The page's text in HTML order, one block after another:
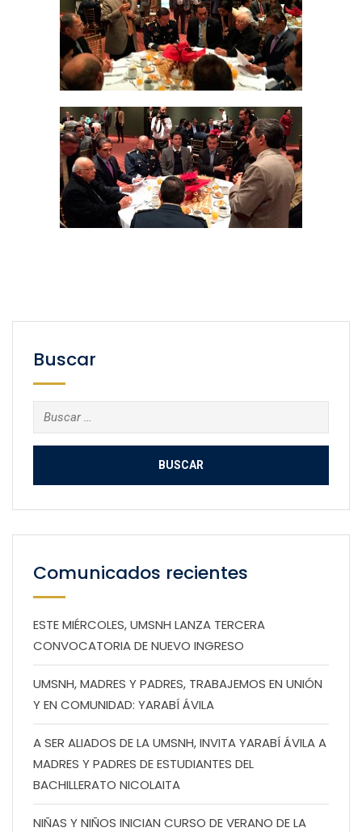
Buscar
Buscar:
Comunicados recientes
ESTE MIÉRCOLES, UMSNH LANZA TERCERA
CONVOCATORIA DE NUEVO INGRESO
UMSNH, MADRES Y PADRES, TRABAJEMOS EN UNIÓN
Y EN COMUNIDAD: YARABÍ ÁVILA
A SER ALIADOS DE LA UMSNH, INVITA YARABÍ ÁVILA A
MADRES Y PADRES DE ESTUDIANTES DEL
BACHILLERATO NICOLAITA
NIÑAS Y NIÑOS INICIAN CURSO DE VERANO DE LA